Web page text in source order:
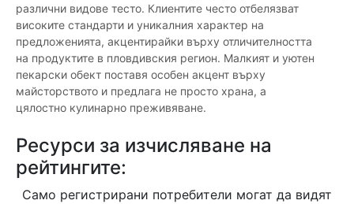
различни видове тесто. Клиентите често отбелязват
високите стандарти и уникалния характер на
предложенията, акцентирайки върху отличителността
на продуктите в пловдивския регион. Малкият и уютен
пекарски обект поставя особен акцент върху
майсторството и предлага не просто храна, а
цялостно кулинарно преживяване.
Ресурси за изчисляване на
рейтингите:
Само регистрирани потребители могат да видят